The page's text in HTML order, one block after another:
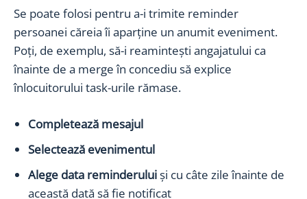
Se poate folosi pentru a-i trimite reminder
persoanei căreia îi aparține un anumit eveniment.
Poți, de exemplu, să-i reamintești angajatului ca
înainte de a merge în concediu să explice
înlocuitorului task-urile rămase.
Completează mesajul
Selectează evenimentul
Alege data reminderuluiși cu câte zile înainte de
această dată să fie notificat